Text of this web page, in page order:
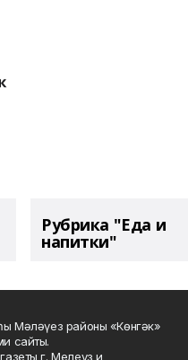
Рубрика "Еда и
напитки"
Мәләүез районы «Көнгәк»
сайты.
г. Мелеуз и